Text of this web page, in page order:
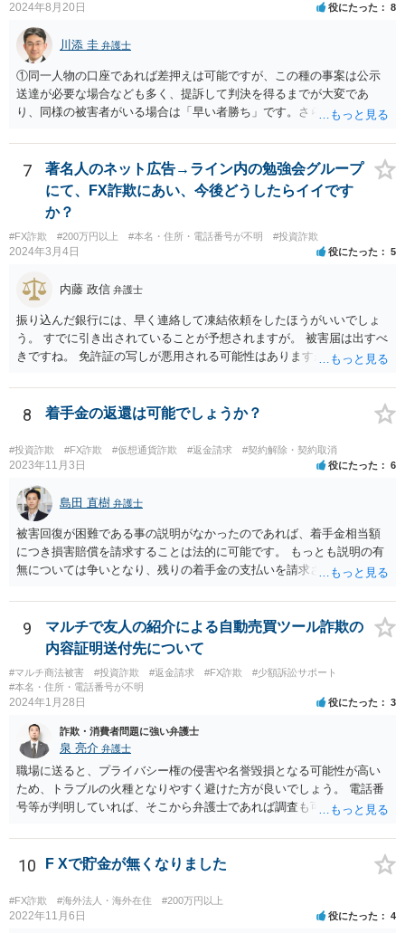
には相手方から満足のいく回収をすることができないという結果に終
わってしまうかもしれません。 民事訴訟で勝訴したからといって、国
が相手方の代わりにあなたに対してお金を支払ってくれるわけでもな
ければ、国が自動的・強制的に相手方の資産を見つけ出して、召し上
げてあなたに渡してくれるわけでもありません。 ＞また私１人で弁護
士さんに依頼し返金してもらえることになった場合は他の被害者と分
配になるのでしょうか？ 当然にはそうはなりません。 あなた１人が弁
と分配する義務はありません。
2024年8月20日 役にたった 8
川添 圭 弁護士
①同一人物の口座であれば差押えは可能ですが、この種の事案は公示
送達が必要な場合なども多く、提訴して判決を得るまでが大変であ
り、同様の被害者がいる場合は「早い者勝ち」です。さらに詳しい事
れます。 ②わかりません。その法人が特定できるかどうかが問題で
す。調査が必要ですので、弁護士へ相談した方がよいと思います。
7
著名人のネット広告→ライン内の勉強会グループ
にて、FX詐欺にあい、今後どうしたらイイです
か？
#FX詐欺 #200万円以上 #本名・住所・電話番号が不明 #投資詐欺
2024年3月4日 役にたった 5
内藤 政信 弁護士
振り込んだ銀行には、早く連絡して凍結依頼をしたほうがいいでしょ
う。 すでに引き出されていることが予想されますが。 被害届は出すべ
きですね。 免許証の写しが悪用される可能性はありますが、悪用され
ほかの被害者の動向も引き続きチェックしておくといいでしょう。
8 着手金の返還は可能でしょうか？
#投資詐欺 #FX詐欺 #仮想通貨詐欺 #返金請求 #契約解除・契約取消
2023年11月3日 役にたった 6
島田 直樹 弁護士
被害回復が困難である事の説明がなかったのであれば、着手金相当額
につき損害賠償を請求することは法的に可能です。 もっとも説明の有
無については争いとなり、残りの着手金の支払いを請求される可能性
紛議調停を申し立てることが考えられます。
9
マルチで友人の紹介による自動売買ツール詐欺の
内容証明送付先について
#マルチ商法被害 #投資詐欺 #返金請求 #FX詐欺
#少額訴訟サポート
#本名・住所・電話番号が不明
2024年1月28日 役にたった 3
詐欺・消費者問題に強い弁護士
泉 亮介 弁護士
職場に送ると、プライバシー権の侵害や名誉毀損となる可能性が高い
ため、トラブルの火種となりやすく避けた方が良いでしょう。 電話番
号等が判明していれば、そこから弁護士であれば調査も可能です。
10 F Xで貯金が無くなりました
#FX詐欺 #海外法人・海外在住 #200万円以上
2022年11月6日 役にたった 4